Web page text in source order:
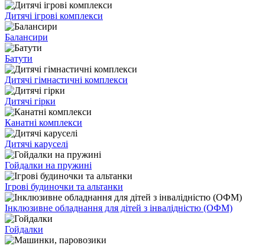
Дитячі ігрові комплекси
Балансири
Батути
Дитячі гімнастичні комплекси
Дитячі гірки
Канатні комплекси
Дитячі каруселі
Гойдалки на пружині
Ігрові будиночки та альтанки
Інклюзивне обладнання для дітей з інвалідністю (ОФМ)
Гойдалки